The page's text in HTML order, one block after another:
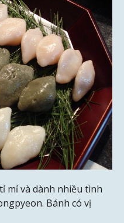
mỉ và dành nhiều tình
Bánh có vị